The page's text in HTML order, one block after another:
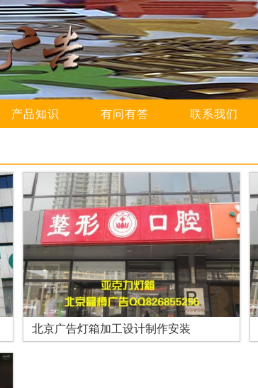
产品知识 有问有答 联系我们
北京广告灯箱加工设计制作安装